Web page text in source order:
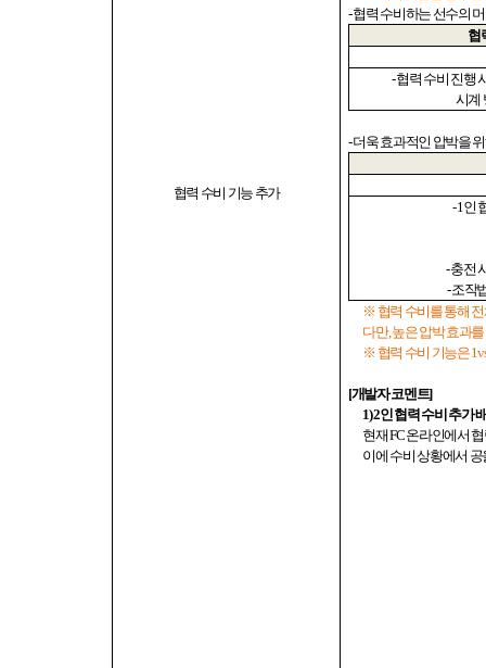
협력 수비 기능 추가
-협력 수비하는 선수의
협
-협력 수비 진행
시계
-더욱 효과적인 압박을
- 1인
-충전
-조작
※ 협력 수비를 통해
다만,높은 압박 효과
※ 협력 수비 기능은
[개발자 코멘트]
1) 2인 협력 수비 추가
현재FC온라인에서
이에 수비 상황에서